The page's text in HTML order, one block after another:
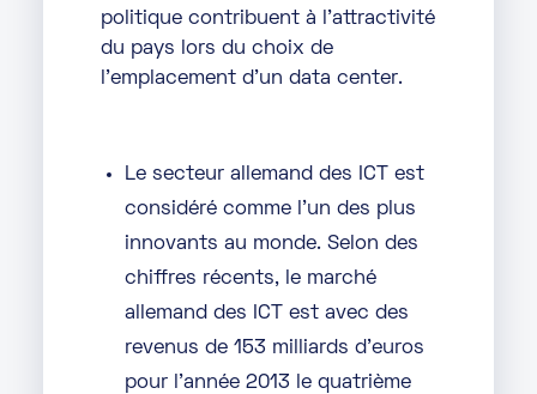
politique contribuent à l’attractivité
du pays lors du choix de
l’emplacement d’un data center.
Le secteur allemand des ICT est
considéré comme l’un des plus
innovants au monde. Selon des
chiffres récents, le marché
allemand des ICT est avec des
revenus de 153 milliards d’euros
pour l’année 2013 le quatrième